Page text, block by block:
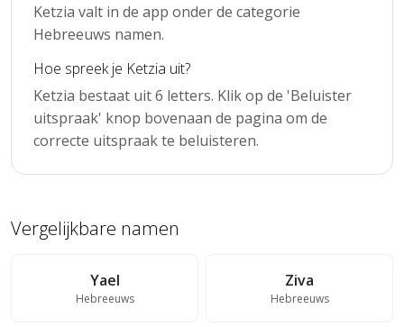
Ketzia valt in de app onder de categorie
Hebreeuws namen.
Hoe spreek je Ketzia uit?
Ketzia bestaat uit 6 letters. Klik op de 'Beluister
uitspraak' knop bovenaan de pagina om de
correcte uitspraak te beluisteren.
Vergelijkbare namen
Yael
Hebreeuws
Ziva
Hebreeuws